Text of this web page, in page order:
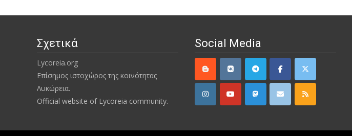
Σχετικά
Lycoreia.org
Επίσημος ιστοχώρος της κοινότητας
Λυκώρεια.
Official website of Lycoreia community.
Social Media